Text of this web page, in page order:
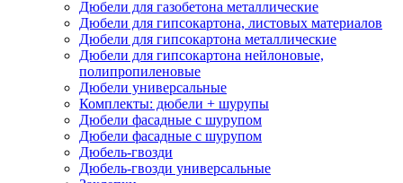
Дюбели для газобетона металлические
Дюбели для гипсокартона, листовых материалов
Дюбели для гипсокартона металлические
Дюбели для гипсокартона нейлоновые,
полипропиленовые
Дюбели универсальные
Комплекты: дюбели + шурупы
Дюбели фасадные с шурупом
Дюбели фасадные с шурупом
Дюбель-гвозди
Дюбель-гвозди универсальные